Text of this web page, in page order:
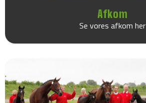
Afkom
Se vores afkom her